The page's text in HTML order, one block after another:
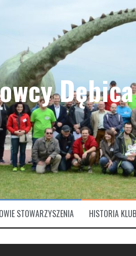
Dębica
STOWARZYSZENIA HISTORIA